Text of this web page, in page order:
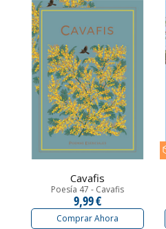
Cavafis
Poesía 47 - Cavafis
9,99 €
Comprar Ahora